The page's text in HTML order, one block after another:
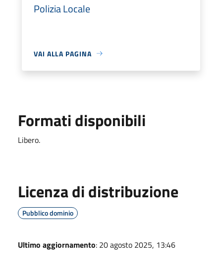
Polizia Locale
VAI ALLA PAGINA
Formati disponibili
Libero.
Licenza di distribuzione
Pubblico dominio
Ultimo aggiornamento: 20 agosto 2025, 13:46